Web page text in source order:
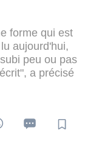
forme qui est
aujourd'hui,
peu ou pas
a précisé